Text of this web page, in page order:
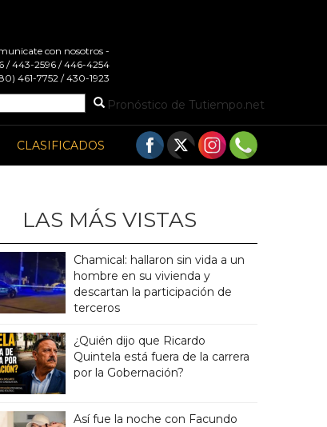
con nosotros -
/ 443-2596 / 446-4254
461-7752 / 430-1923
Pronóstico de Tutiempo.net
CLASIFICADOS
LAS MÁS VISTAS
Chamical: hallaron sin vida a un
hombre en su vivienda y
descartan la participación de
terceros
¿Quién dijo que Ricardo
Quintela está fuera de la carrera
por la Gobernación?
Así fue la noche con Facundo